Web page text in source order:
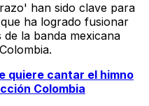
han sido clave para
ha logrado fusionar
la banda mexicana
quiere cantar el himno
Colombia